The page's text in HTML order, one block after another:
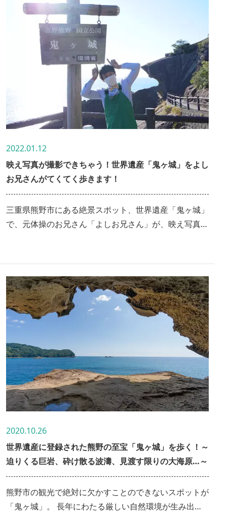
2022.01.12
映え写真が撮影できちゃう！世界遺産「鬼ヶ城」をよし
お兄さんがてくてく歩きます！
三重県熊野市にある絶景スポット、世界遺産「鬼ヶ城」
で、元体操のお兄さん「よしお兄さん」が、映え写真の
2020.10.26
世界遺産に登録された熊野の至宝「鬼ヶ城」を歩く！～
迫りくる巨岩、砕け散る波濤、見渡す限りの大海原…～
熊野市の観光で絶対に欠かすことのできないスポットが
「鬼ヶ城」。 長年にわたる厳しい自然環境が生み出し